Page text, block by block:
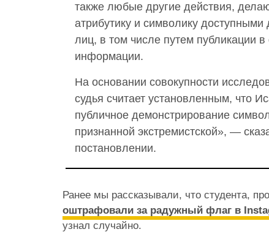
также любые другие действия,
атрибутику и символику доступными
лиц, в том числе путем публикации в
информации.
На основании совокупности
судья считает установленным, что
публичное демонстрирование
признанной экстремистской», —
постановлении.
Ранее мы рассказывали, что студента,
оштрафовали за радужный флаг в
узнал случайно.